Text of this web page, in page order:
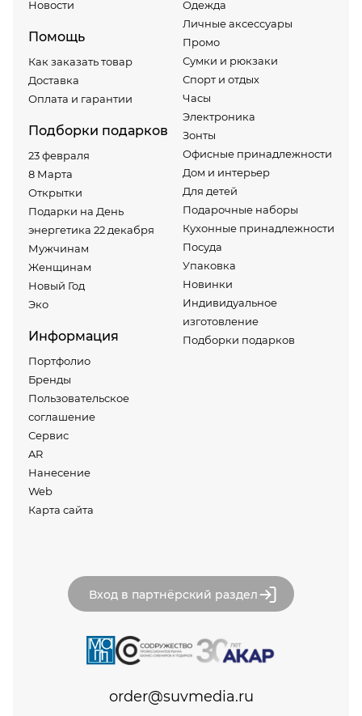
Новости
Помощь
Как заказать товар
Доставка
Оплата и гарантии
Подборки подарков
23 февраля
8 Марта
Открытки
Подарки на День
энергетика 22 декабря
Мужчинам
Женщинам
Новый Год
Эко
Информация
Портфолио
Бренды
Пользовательское
соглашение
Сервис
AR
Нанесение
Web
Карта сайта
Одежда
Личные аксессуары
Промо
Сумки и рюкзаки
Спорт и отдых
Часы
Электроника
Зонты
Офисные принадлежности
Дом и интерьер
Для детей
Подарочные наборы
Кухонные принадлежности
Посуда
Упаковка
Новинки
Индивидуальное
изготовление
Подборки подарков
Вход в партнёрский раздел
order@suvmedia.ru